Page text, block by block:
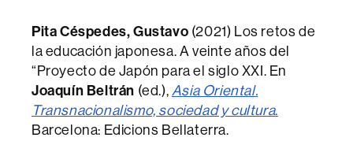
Pita Céspedes, Gustavo (2021) Los retos de
la educación japonesa. A veinte años del
“Proyecto de Japón para el siglo XXI. En
Joaquín Beltrán (ed.), Asia Oriental.
Transnacionalismo, sociedad y cultura.
Barcelona: Edicions Bellaterra.